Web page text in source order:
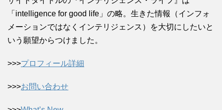
「intelligence for good life」の略。生きた情報（インフォ
メーションではなくインテリジェンス）を大切にしたいと
いう願望からつけました。
>>>プロフィール詳細
>>>お問い合わせ